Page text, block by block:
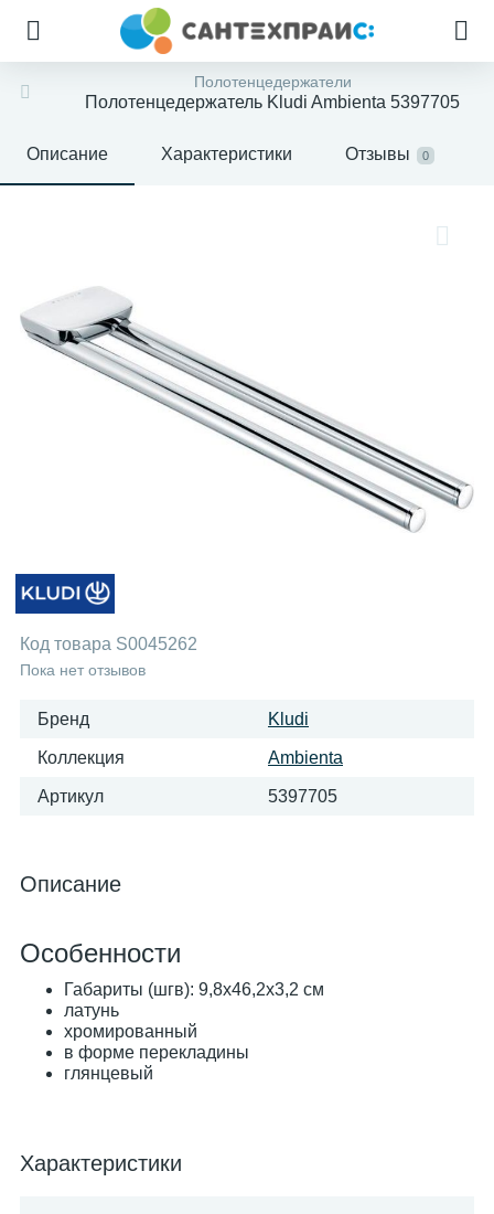
Полотенцедержатели
Полотенцедержатель Kludi Ambienta 5397705
Описание Характеристики Отзывы 0
Код товара S0045262
Пока нет отзывов
Бренд Kludi
Коллекция Ambienta
Артикул 5397705
Описание
Особенности
Габариты (шгв): 9,8x46,2x3,2 см
латунь
хромированный
в форме перекладины
глянцевый
Характеристики